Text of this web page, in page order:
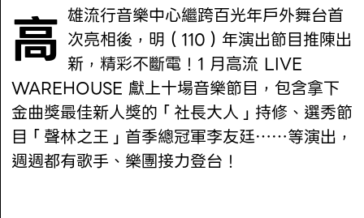
高雄流行音樂中心繼跨百光年戶外舞台首 次亮相後，明（110）年演出節目推陳出
新，精彩不斷電！1 月高流 LIVE
WAREHOUSE 獻上十場音樂節目，包含拿下
金曲獎最佳新人獎的「社長大人」持修、選秀節
目「聲林之王」首季總冠軍李友廷……等演出，
週週都有歌手、樂團接力登台！